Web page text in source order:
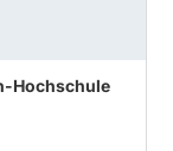
Hochschule